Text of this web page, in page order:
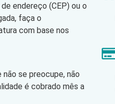
endereço (CEP) ou o
faça o
com base nos
se preocupe, não
é cobrado mês a